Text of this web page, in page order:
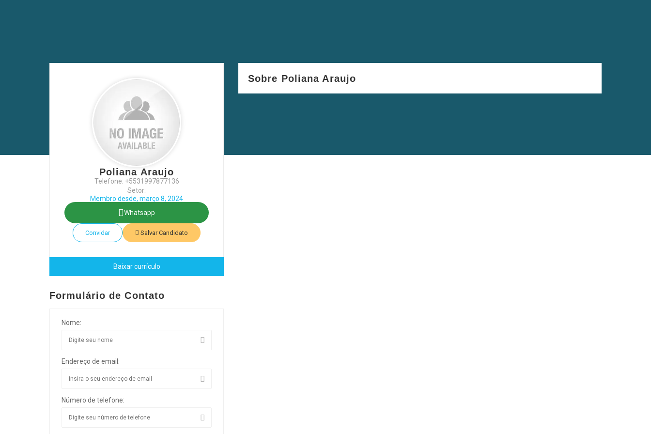
Poliana Araujo
Telefone: +5531997877136
Setor:
Membro desde, março 8, 2024
Whatsapp
Convidar Salvar Candidato
Baixar currículo
Formulário de Contato
Nome:
Endereço de email:
Número de telefone:
Sobre Poliana Araujo